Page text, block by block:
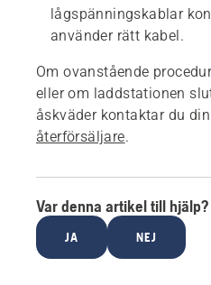
lågspänningskablar
använder rätt kabel.
Om ovanstående
eller om laddstationen
åskväder kontaktar du
återförsäljare.
Var denna artikel till hjälp?
JA NEJ